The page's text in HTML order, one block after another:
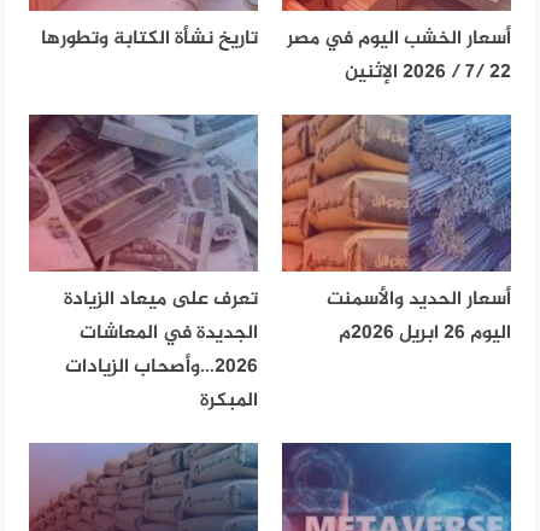
أسعار الخشب اليوم في مصر
22 /7 / 2026 الإثنين
تاريخ نشأة الكتابة وتطورها
أسعار الحديد والأسمنت
اليوم 26 ابريل 2026م
تعرف على ميعاد الزيادة
الجديدة في المعاشات
2026…وأصحاب الزيادات
المبكرة